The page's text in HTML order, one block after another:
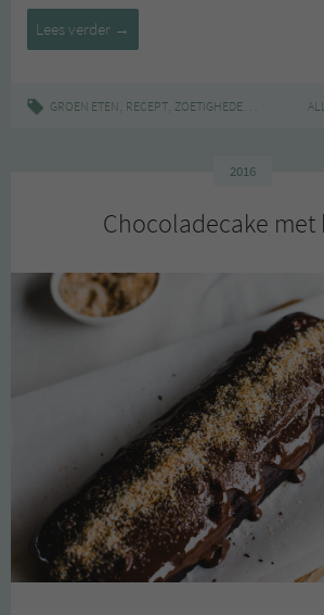
Lees verder Speculaascake
met
en
→
GROEN ETEN, RECEPT, ZOETIGHEDEN |
2016
Chocoladecake met